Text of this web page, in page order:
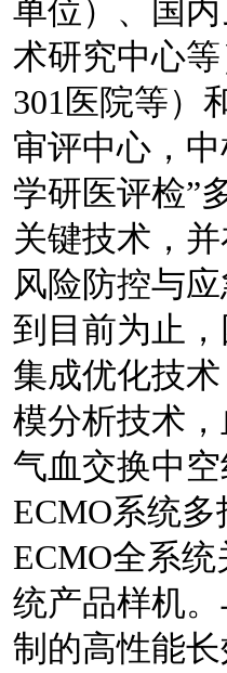
单位）、国
术研究中心等
301 医院等）
审评中心，
学研医评检”
关键技术，
风险防控与
到目前为止
集成优化技
模分析技术
气血交换中
ECMO系统
ECMO全系统
统产品样机
制的高性能